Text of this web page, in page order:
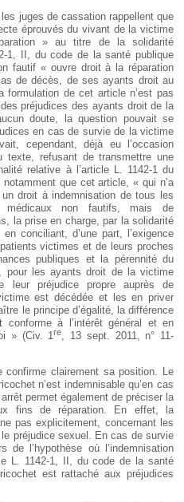
juges de cassation rappellent que
éprouvés du vivant de la victime
» au titre de la solidarité
1, II, du code de la santé publique
fautif « ouvre droit à la réparation
de décès, de ses ayants droit au
de cet article n’est pas
préjudices des ayants droit de la
doute, la question pouvait se
en cas de survie de la victime
cependant, déjà eu l’occasion
texte, refusant de transmettre une
relative à l’article L. 1142-1 du
que cet article, « qui n’a
droit à indemnisation de tous les
médicaux non fautifs, mais de
la prise en charge, par la solidarité
conciliant, d’une part, l’exigence
victimes et de leurs proches
publiques et la pérennité du
pour les ayants droit de la victime
leur préjudice propre auprès de
est décédée et les en priver
le principe d’égalité, la différence
à l’intérêt général et en
» (Civ. 1re
, 13 sept. 2011, n° 11-
clairement sa position. Le
n’est indemnisable qu’en cas
permet également de préciser la
fins de réparation. En effet, la
pas explicitement, concernant les
préjudice sexuel. En cas de survie
l’hypothèse où l’indemnisation
L. 1142-1, II, du code de la santé
est rattaché aux préjudices